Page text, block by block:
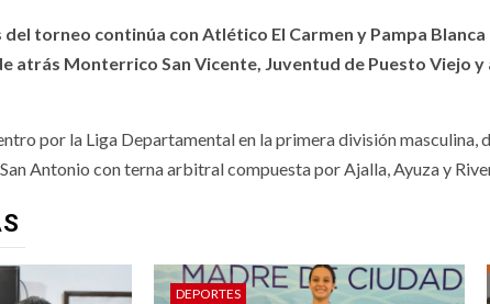
torneo continúa con Atlético El Carmen y Pampa
atrás Monterrico San Vicente, Juventud de Puesto Viejo
por la Liga Departamental en la primera división masculina,
San Antonio con terna arbitral compuesta por Ajalla, Ayuza y
DEPORTES